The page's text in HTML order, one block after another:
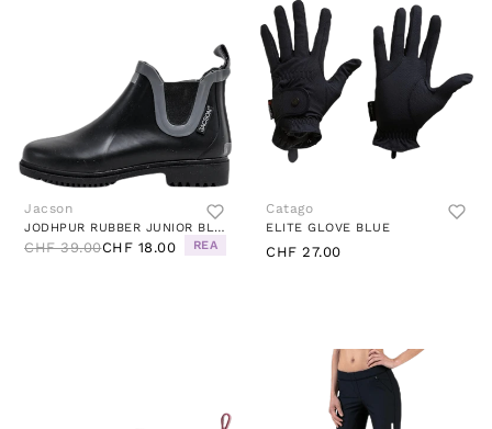
Jacson
JODHPUR RUBBER JUNIOR BLACK/GREY
CHF 39.00CHF 18.00 REA
Catago
ELITE GLOVE BLUE
CHF 27.00